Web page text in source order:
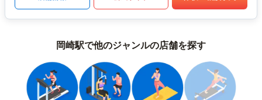
岡崎駅で他のジャンルの店舗を探す